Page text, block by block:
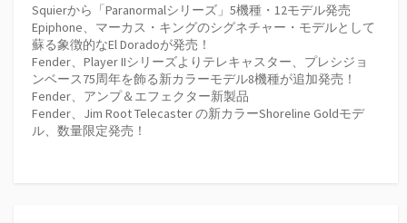
Squierから「Paranormalシリーズ」5機種・12モデル発売
Epiphone、マーカス・キングのシグネチャー・モデルとして
蘇る象徴的なEl Doradoが発売！
Fender、Player IIシリーズよりテレキャスター、プレシジョ
ンベース75周年を飾る新カラーモデル8機種が追加発売！
Fender、アンプ＆エフェクター新製品
Fender、Jim Root Telecaster の新カラーShoreline Goldモデ
ル、数量限定発売！